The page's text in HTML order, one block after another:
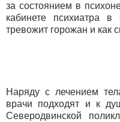
за состоянием в
кабинете психиатра
тревожит горожан и как
Наряду с лечением
врачи подходят и к
Северодвинской